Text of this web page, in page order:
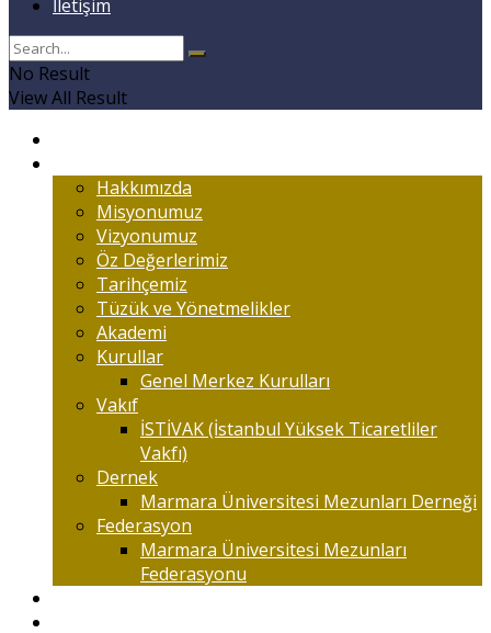
İletişim
No Result
View All Result
Hakkımızda
Misyonumuz
Vizyonumuz
Öz Değerlerimiz
Tarihçemiz
Tüzük ve Yönetmelikler
Akademi
Kurullar
Genel Merkez Kurulları
Vakıf
İSTİVAK (İstanbul Yüksek Ticaretliler
Vakfı)
Dernek
Marmara Üniversitesi Mezunları Derneği
Federasyon
Marmara Üniversitesi Mezunları
Federasyonu